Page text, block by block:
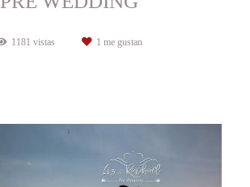
1181 vistas 1 me gustan